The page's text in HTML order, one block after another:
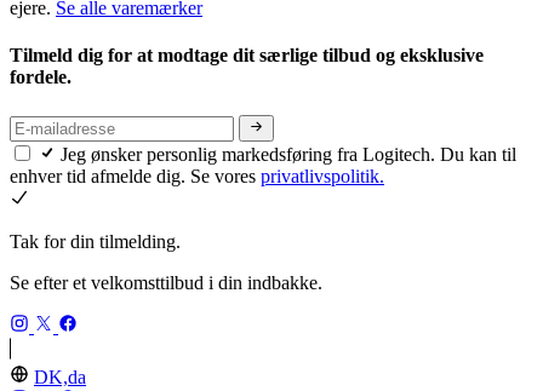
ejere. Se alle varemærker
Tilmeld dig for at modtage dit særlige tilbud og eksklusive
fordele.
Jeg ønsker personlig markedsføring fra Logitech. Du kan til
enhver tid afmelde dig. Se vores privatlivspolitik.
Tak for din tilmelding.
Se efter et velkomsttilbud i din indbakke.
DK,da